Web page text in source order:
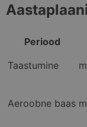
Periood
Taastumine
Aeroobne baas